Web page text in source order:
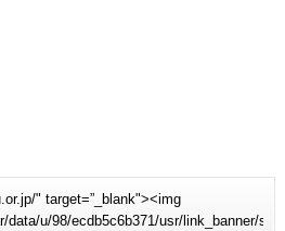
" target=”_blank"><img
u/98/ecdb5c6b371/usr/link_banner/